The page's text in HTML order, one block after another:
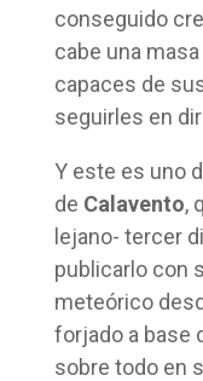
conseguido
cabe una
capaces de
seguirles en
Y este es uno
de Calavento,
lejano- tercer
publicarlo con
meteórico
forjado a base
sobre todo en